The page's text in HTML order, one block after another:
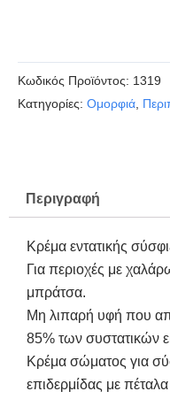
Κωδικός Προϊόντος: 1319
Kατηγορίες: Ομορφιά
Περιγραφή
Κρέμα εντατικής
Για περιοχές με
μπράτσα.
Μη λιπαρή υφή που
85% των συστατικών
Κρέμα σώματος για
επιδερμίδας με